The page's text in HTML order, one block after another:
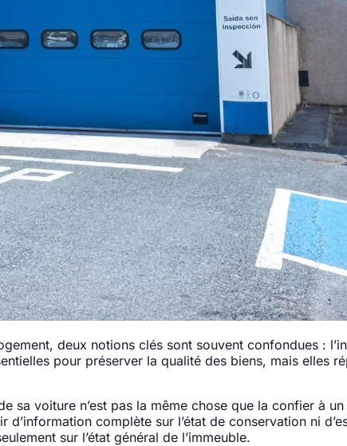
deux notions clés sont souvent confondues :
pour préserver la qualité des biens, mais elles
sa voiture n’est pas la même chose que la confier à
complète sur l’état de conservation ni
sur l’état général de l’immeuble.